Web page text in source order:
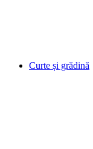
Curte și grădină